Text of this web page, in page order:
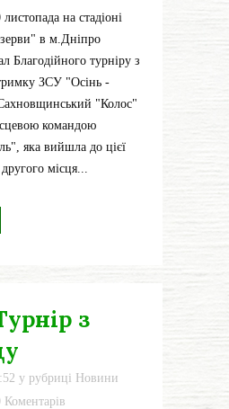
на стадіоні
в м.Дніпро
Благодійного турніру з
ЗСУ "Осінь -
"Колос"
командою
яка вийшла до цієї
другого місця...
з
у рубриці Новини
Коментарів